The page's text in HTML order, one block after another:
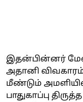
இதன்பின்னர்
அதானி விவகாரம்
மீண்டும்
பாதுகாப்பு